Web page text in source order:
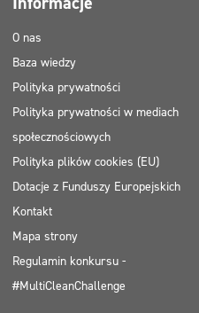
O nas
Baza wiedzy
Polityka prywatności
Polityka prywatności w mediach
społecznościowych
Polityka plików cookies (EU)
Dotacje z Funduszy Europejskich
Kontakt
Mapa strony
Regulamin konkursu -
#MultiCleanChallenge